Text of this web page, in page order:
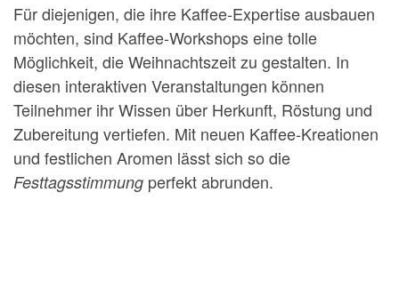
Für diejenigen, die ihre Kaffee-Expertise ausbauen
möchten, sind Kaffee-Workshops eine tolle
Möglichkeit, die Weihnachtszeit zu gestalten. In
diesen interaktiven Veranstaltungen können
Teilnehmer ihr Wissen über Herkunft, Röstung und
Zubereitung vertiefen. Mit neuen Kaffee-Kreationen
und festlichen Aromen lässt sich so die
Festtagsstimmung perfekt abrunden.